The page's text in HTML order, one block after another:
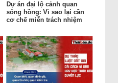
Dự án đại lộ cảnh quan
sông hồng: Vì sao lại cần
cơ chế miễn trách nhiệm